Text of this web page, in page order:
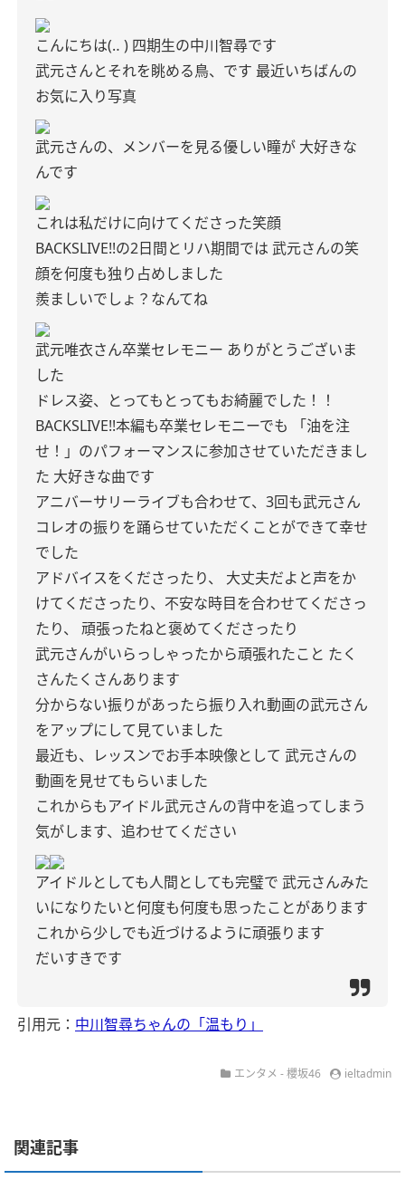
こんにちは(‥ ) 四期生の中川智尋です
武元さんとそれを眺める鳥、です 最近いちばんの
お気に入り写真
武元さんの、メンバーを見る優しい瞳が 大好きな
んです
これは私だけに向けてくださった笑顔
BACKSLIVE!!の2日間とリハ期間では 武元さんの笑
顔を何度も独り占めしました
羨ましいでしょ？なんてね
武元唯衣さん卒業セレモニー ありがとうございま
した
ドレス姿、とってもとってもお綺麗でした！！
BACKSLIVE!!本編も卒業セレモニーでも
「油を注
せ！」のパフォーマンスに参加させていただきまし
た 大好きな曲です
アニバーサリーライブも合わせて、3回も武元さん
コレオの振りを踊らせていただくことができて幸せ
でした
アドバイスをくださったり、
大丈夫だよと声をか
けてくださったり、不安な時目を合わせてくださっ
たり、
頑張ったねと褒めてくださったり
武元さんがいらっしゃったから頑張れたこと たく
さんたくさんあります
分からない振りがあったら振り入れ動画の武元さん
をアップにして見ていました
最近も、レッスンでお手本映像として 武元さんの
動画を見せてもらいました
これからもアイドル武元さんの背中を追ってしまう
気がします、追わせてください
アイドルとしても人間としても完璧で 武元さんみた
いになりたいと何度も何度も思ったことがあります
これから少しでも近づけるように頑張ります
だいすきです
引用元： 中川智尋ちゃんの「温もり」
エンタメ - 櫻坂46 ieltadmin
関連記事